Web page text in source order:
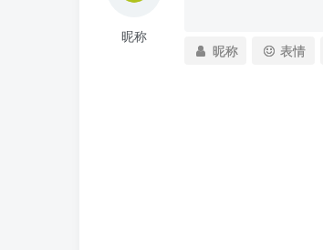
昵称
昵称 表情